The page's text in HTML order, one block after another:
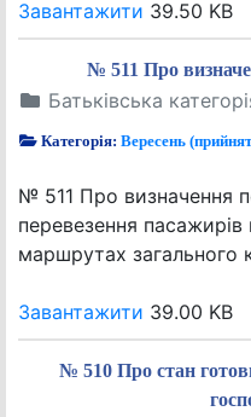
Завантажити 39.50 KB
№ 511 Про
Батьківська
Категорія:Вересень
№ 511 Про визначення
перевезення
маршрутах загального
Завантажити 39.00 KB
№ 510 Про стан